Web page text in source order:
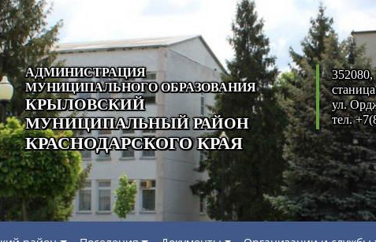
АДМИНИСТРАЦИЯ
МУНИЦИПАЛЬНОГО ОБРАЗОВАНИЯ
КРЫЛОВСКИЙ
МУНИЦИПАЛЬНЫЙ РАЙОН
КРАСНОДАРСКОГО КРАЯ
ул.
тел.